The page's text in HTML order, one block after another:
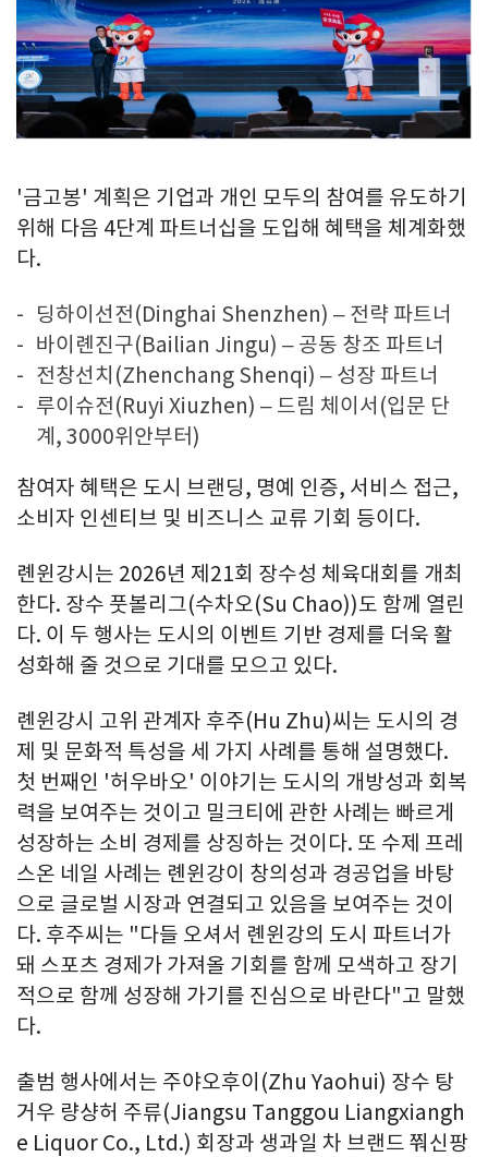
'금고봉' 계획은 기업과 개인 모두의 참여를 유도하기
위해 다음 4단계 파트너십을 도입해 혜택을 체계화했
다.
딩하이선전(Dinghai Shenzhen) – 전략 파트너
바이롄진구(Bailian Jingu) – 공동 창조 파트너
전창선치(Zhenchang Shenqi) – 성장 파트너
루이슈전(Ruyi Xiuzhen) – 드림 체이서(입문 단
계, 3000위안부터)
참여자 혜택은 도시 브랜딩, 명예 인증, 서비스 접근,
소비자 인센티브 및 비즈니스 교류 기회 등이다.
롄윈강시는 2026년 제21회 장수성 체육대회를 개최
한다. 장수 풋볼리그(수차오(Su Chao))도 함께 열린
다. 이 두 행사는 도시의 이벤트 기반 경제를 더욱 활
성화해 줄 것으로 기대를 모으고 있다.
롄윈강시 고위 관계자 후주(Hu Zhu)씨는 도시의 경
제 및 문화적 특성을 세 가지 사례를 통해 설명했다.
첫 번째인 '허우바오' 이야기는 도시의 개방성과 회복
력을 보여주는 것이고 밀크티에 관한 사례는 빠르게
성장하는 소비 경제를 상징하는 것이다. 또 수제 프레
스온 네일 사례는 롄윈강이 창의성과 경공업을 바탕
으로 글로벌 시장과 연결되고 있음을 보여주는 것이
다. 후주씨는 "다들 오셔서 롄윈강의 도시 파트너가
돼 스포츠 경제가 가져올 기회를 함께 모색하고 장기
적으로 함께 성장해 가기를 진심으로 바란다"고 말했
다.
출범 행사에서는 주야오후이(Zhu Yaohui) 장수 탕
거우 량샹허 주류(Jiangsu Tanggou Liangxiangh
e Liquor Co., Ltd.) 회장과 생과일 차 브랜드 쭤신팡